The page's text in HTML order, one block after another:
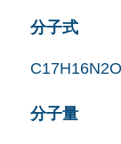
分子式
分子量